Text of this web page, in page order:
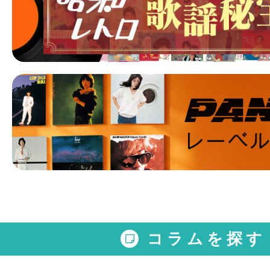
コラムを探す